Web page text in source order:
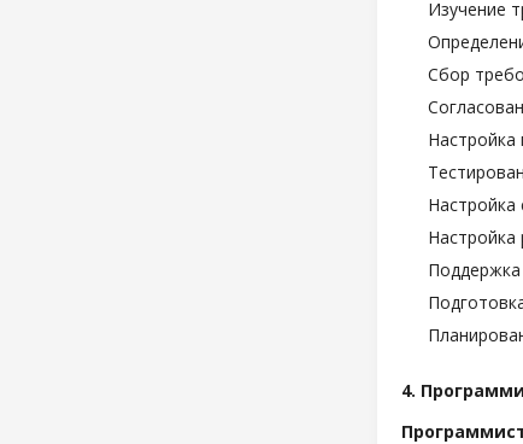
Изучение
Сбор
Настройка
Настройка
Настройка
Поддержка
4.